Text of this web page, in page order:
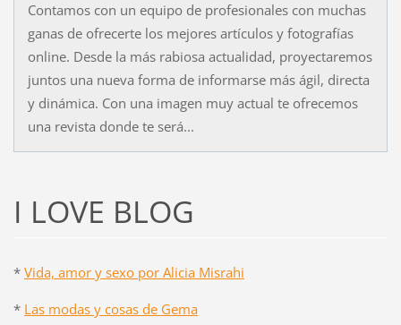
Contamos con un equipo de profesionales con muchas
ganas de ofrecerte los mejores artículos y fotografías
online. Desde la más rabiosa actualidad, proyectaremos
juntos una nueva forma de informarse más ágil, directa
y dinámica. Con una imagen muy actual te ofrecemos
una revista donde te será...
I LOVE BLOG
* Vida, amor y sexo por Alicia Misrahi
* Las modas y cosas de Gema